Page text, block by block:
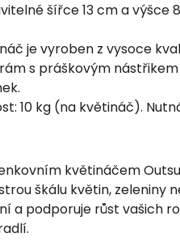
šířce 13 cm a výšce
je vyroben z vysoce
s práškovým
10 kg (na květináč).
květináčem
škálu květin, zeleniny
a podporuje růst vašich